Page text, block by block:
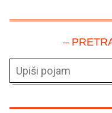
–